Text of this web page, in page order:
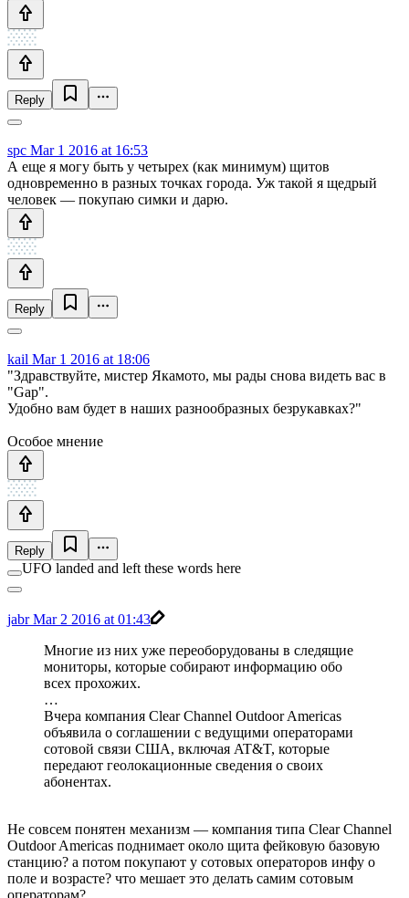
Reply
spc Mar 1 2016 at 16:53
А еще я могу быть у четырех (как минимум) щитов
одновременно в разных точках города. Уж такой я щедрый
человек — покупаю симки и дарю.
Reply
kail Mar 1 2016 at 18:06
"Здравствуйте, мистер Якамото, мы рады снова видеть вас в
"Gар".
Удобно вам будет в наших разнообразных безрукавках?"
Особое мнение
Reply
UFO landed and left these words here
jabrMar 2 2016 at 01:43
Многие из них уже переоборудованы в следящие
мониторы, которые собирают информацию обо
всех прохожих.
…
Вчера компания Clear Channel Outdoor Americas
объявила о соглашении с ведущими операторами
сотовой связи США, включая AT&T, которые
передают геолокационные сведения о своих
абонентах.
Не совсем понятен механизм — компания типа Clear Channel
Outdoor Americas поднимает около щита фейковую базовую
станцию? а потом покупают у сотовых операторов инфу о
поле и возрасте? что мешает это делать самим сотовым
операторам?